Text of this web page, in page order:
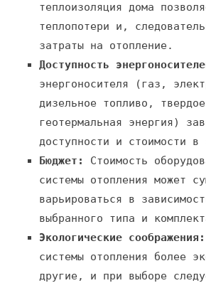
теплоизоляция дома
теплопотери и,
затраты на отопление.
Доступность
энергоносителя (газ,
дизельное топливо,
геотермальная энергия)
доступности и стоимости в
Бюджет:
Стоимость
системы отопления может
варьироваться в
выбранного типа и
Экологические соображения:
системы отопления более
другие, и при выборе